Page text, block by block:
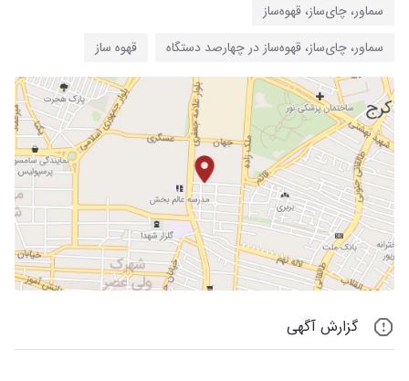
سماور، چای‌ساز، قهوه‌ساز
سماور، چای‌ساز، قهوه‌ساز در چهارصد دستگاه
قهوه ساز
گزارش آگهی